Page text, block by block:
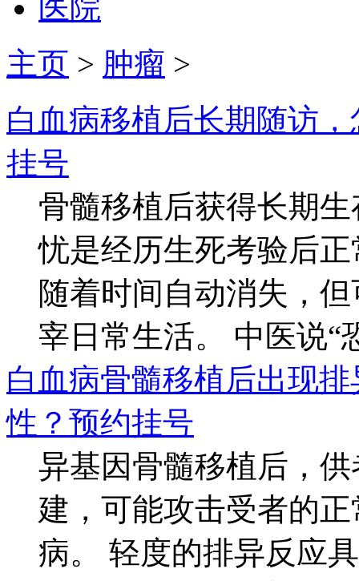
主页 > 肿瘤 >
白血病移植后长期随访
挂号
骨髓移植后获得长期
忧是经历生死考验后
随着时间自动消失，
宰日常生活。 中医说“
白血病骨髓移植后出现
性？ 预约挂号
异基因骨髓移植后，
建，可能攻击受者的
病。 轻度的排异反应